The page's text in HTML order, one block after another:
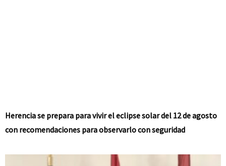
Herencia se prepara para vivir el eclipse solar del 12 de agosto
con recomendaciones para observarlo con seguridad